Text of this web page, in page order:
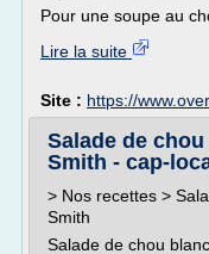
Pour une soupe au
Lire la suite
Site : https://
Salade de
Smith - cap-
> Nos recettes >
Smith
Salade de chou